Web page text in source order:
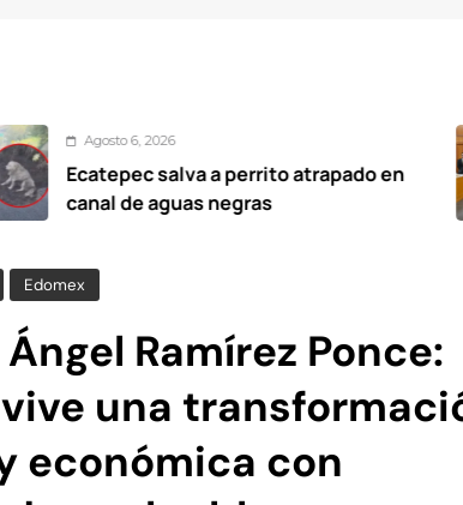
a perrito atrapado en
negras
Edomex
Ramírez Ponce:
una
económica con